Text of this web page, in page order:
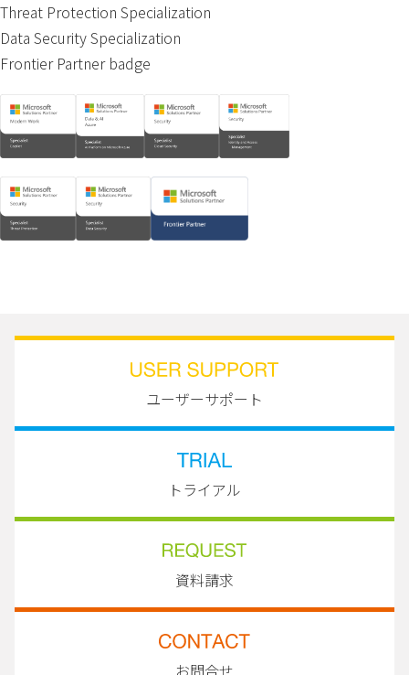
Threat Protection Specialization
Data Security Specialization
Frontier Partner badge
ユーザーサポート
トライアル
資料請求